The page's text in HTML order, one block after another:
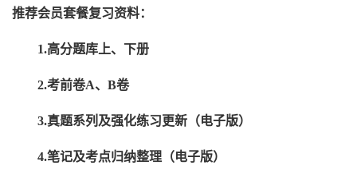
推荐会员套餐复习资料：
1.高分题库上、下册
2.考前卷A、B卷
3.真题系列及强化练习更新（电子版）
4.笔记及考点归纳整理（电子版）